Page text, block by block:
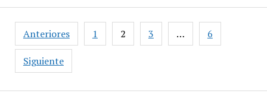
Paginación
de
entradas
Anteriores 1 2 3 … 6
Siguiente